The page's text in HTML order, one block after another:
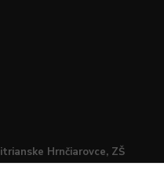
Hrnčiarovce, ZŠ